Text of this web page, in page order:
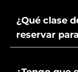
¿Qué clase
reservar